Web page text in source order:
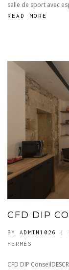
salle de sport avec
READ MORE
CFD DIP
BY ADMIN1026 |
FERMÉS
DIP
CFD DIP